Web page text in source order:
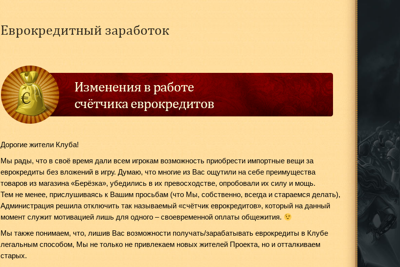
Еврокредитный заработок
Дорогие жители Клуба!
Мы рады, что в своё время дали всем игрокам возможность приобрести импортные вещи за
еврокредиты без вложений в игру. Думаю, что многие из Вас ощутили на себе преимущества
товаров из магазина «Берёзка», убедились в их превосходстве, опробовали их силу и мощь.
Тем не менее, прислушиваясь к Вашим просьбам (что Мы, собственно, всегда и стараемся делать),
Администрация решила отключить так называемый «счётчик еврокредитов», который на данный
момент служит мотивацией лишь для одного – своевременной оплаты общежития.
Мы также понимаем, что, лишив Вас возможности получать/зарабатывать еврокредиты в Клубе
легальным способом, Мы не только не привлекаем новых жителей Проекта, но и отталкиваем
старых.